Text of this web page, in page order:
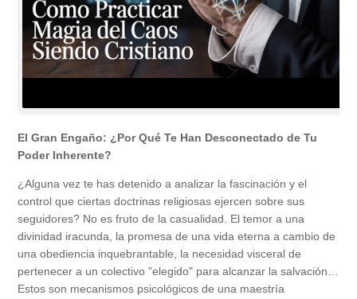
El Gran Engaño: ¿Por Qué Te Han Desconectado de Tu
Poder Inherente?
¿Alguna vez te has detenido a analizar la fascinación y el
control que ciertas doctrinas religiosas ejercen sobre sus
seguidores? No es fruto de la casualidad. El temor a una
divinidad iracunda, la promesa de una vida eterna a cambio de
una obediencia inquebrantable, la necesidad visceral de
pertenecer a un colectivo "elegido" para alcanzar la salvación…
Estos son mecanismos psicológicos de una maestría